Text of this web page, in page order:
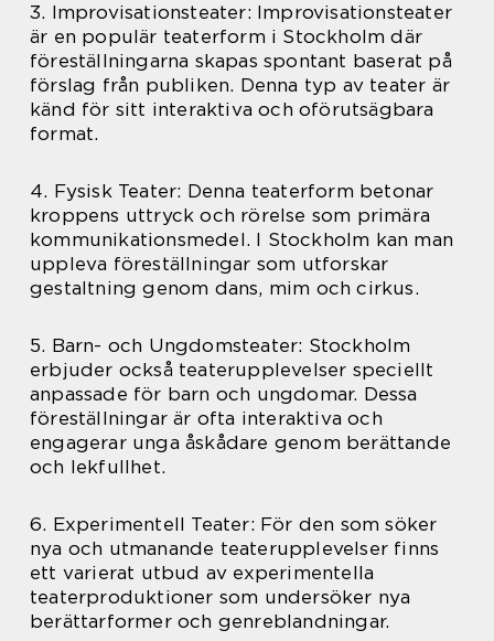
3. Improvisationsteater: Improvisationsteater
är en populär teaterform i Stockholm där
föreställningarna skapas spontant baserat på
förslag från publiken. Denna typ av teater är
känd för sitt interaktiva och oförutsägbara
format.
4. Fysisk Teater: Denna teaterform betonar
kroppens uttryck och rörelse som primära
kommunikationsmedel. I Stockholm kan man
uppleva föreställningar som utforskar
gestaltning genom dans, mim och cirkus.
5. Barn- och Ungdomsteater: Stockholm
erbjuder också teaterupplevelser speciellt
anpassade för barn och ungdomar. Dessa
föreställningar är ofta interaktiva och
engagerar unga åskådare genom berättande
och lekfullhet.
6. Experimentell Teater: För den som söker
nya och utmanande teaterupplevelser finns
ett varierat utbud av experimentella
teaterproduktioner som undersöker nya
berättarformer och genreblandningar.